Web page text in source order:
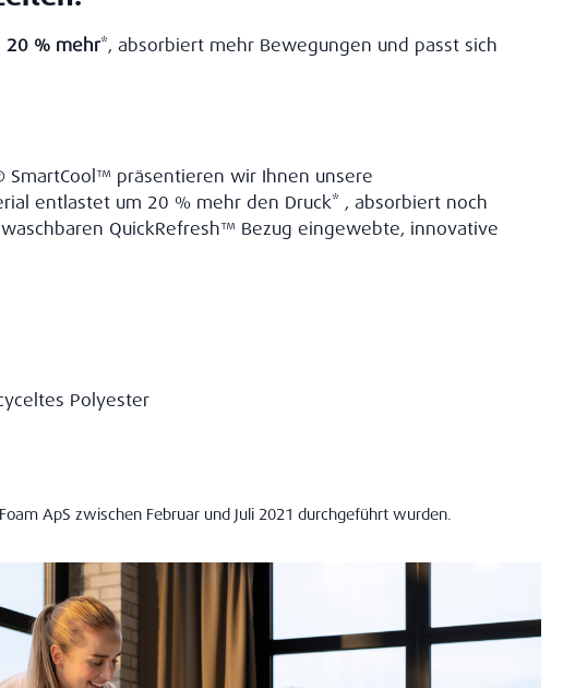
20 % mehr*, absorbiert mehr Bewegungen und passt sich
SmartCool™ präsentieren wir Ihnen unsere
entlastet um 20 % mehr den Druck* , absorbiert noch
QuickRefresh™ Bezug eingewebte, innovative
Polyester
ApS zwischen Februar und Juli 2021 durchgeführt wurden.